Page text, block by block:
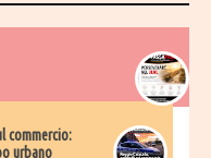
commercio:
urbano